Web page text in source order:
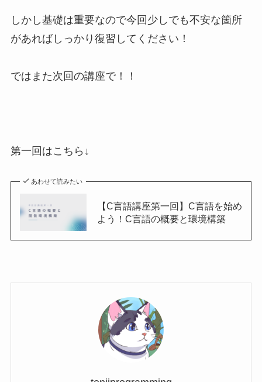
しかし基礎は重要なので今回少しでも不安な箇所
があればしっかり復習してください！
ではまた次回の講座で！！
第一回はこちら↓
あわせて読みたい
【C言語講座第一回】C言語を始め
よう！C言語の概要と環境構築